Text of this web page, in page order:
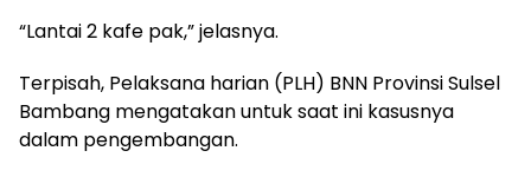
“Lantai 2 kafe pak,” jelasnya.
Terpisah, Pelaksana harian (PLH) BNN Provinsi Sulsel
Bambang mengatakan untuk saat ini kasusnya
dalam pengembangan.